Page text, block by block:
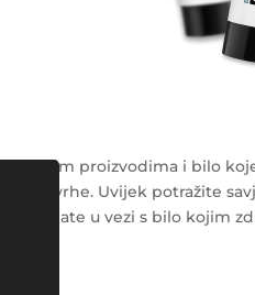
proizvodima i bilo
svrhe. Uvijek potražite
imate u vezi s bilo kojim